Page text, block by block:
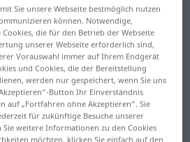
zumuten
Zumutung ...
zurücklegen
zurücknehmen ...
zusammenfallen
zusammenfassen ...
Sie unsere Webseite bestmöglich nutzen
können. Notwendige,
die für den Betrieb der Webseite
unserer Webseite erforderlich sind,
Vorauswahl immer auf Ihrem Endgerät
und Cookies, die der Bereitstellung
werden nur gespeichert, wenn Sie uns
Button Ihr Einverständnis
auf „Fortfahren ohne Akzeptieren“. Sie
für zukünftige Besuche unserer
weitere Informationen zu den Cookies
möchten, klicken Sie einfach auf den